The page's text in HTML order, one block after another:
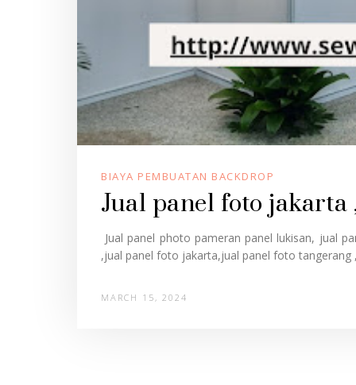
BIAYA PEMBUATAN BACKDROP
Jual panel foto jakarta
Jual panel photo pameran panel lukisan, jual
,jual panel foto jakarta,jual panel foto
MARCH 15, 2024